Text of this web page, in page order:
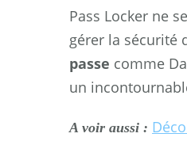
Pass Locker ne
gérer la sécurité
passe comme
un
A voir aussi :